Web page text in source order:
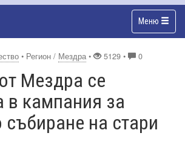
Меню
• Регион / Мездра • 5129 • 0
Мездра се
в кампания за
събиране на стари